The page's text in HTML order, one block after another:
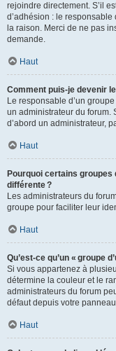
rejoindre directement. S’il
d’adhésion : le
la raison. Merci de ne pas
demande.
Haut
Comment puis-je devenir
Le responsable d’un
un administrateur du forum.
d’abord un administrateur,
Haut
Pourquoi certains
différente ?
Les administrateurs du
groupe pour faciliter leur
Haut
Qu’est-ce qu’un « groupe
Si vous appartenez à
détermine la couleur et le
administrateurs du forum
défaut depuis votre
Haut